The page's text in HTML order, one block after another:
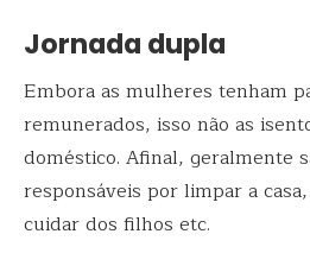
Jornada dupla
Embora as mulheres tenham
remunerados, isso não as
doméstico. Afinal, geralmente
responsáveis por limpar a
cuidar dos filhos etc.